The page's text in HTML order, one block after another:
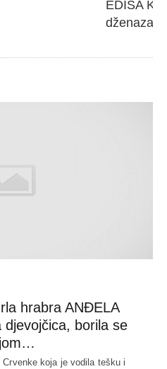
EDISA
dženaza
hrabra ANĐELA
borila se
koja je vodila tešku i